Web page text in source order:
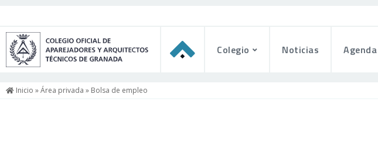
Colegio Noticias Agenda
Inicio »Área privada » Bolsa de empleo